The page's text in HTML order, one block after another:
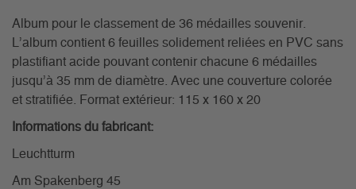
Album pour le classement de 36 médailles souvenir.
L’album contient 6 feuilles solidement reliées en PVC sans
plastifiant acide pouvant contenir chacune 6 médailles
jusqu’à 35 mm de diamètre. Avec une couverture colorée
et stratifiée. Format extérieur: 115 x 160 x 20
Informations du fabricant:
Leuchtturm
Am Spakenberg 45